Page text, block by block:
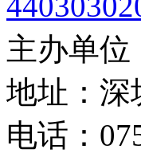
主办单
地址：深
电话：